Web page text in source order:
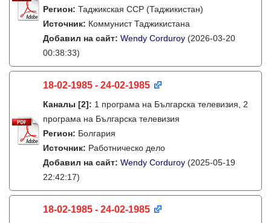
Регион: Таджикская ССР (Таджикистан)
Источник: Коммунист Таджикистана
Добавил на сайт: Wendy Corduroy (2026-03-20
00:38:33)
18-02-1985 - 24-02-1985
Каналы [2]: 1 програма на Българска телевизия, 2
програма на Българска телевизия
Регион: Болгария
Источник: Работническо дело
Добавил на сайт: Wendy Corduroy (2025-05-19
22:42:17)
18-02-1985 - 24-02-1985